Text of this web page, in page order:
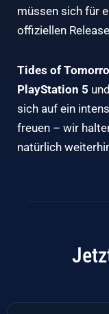
müssen sich für
offiziellen
Tides of
PlayStation 5
sich auf ein
freuen – wir
natürlich